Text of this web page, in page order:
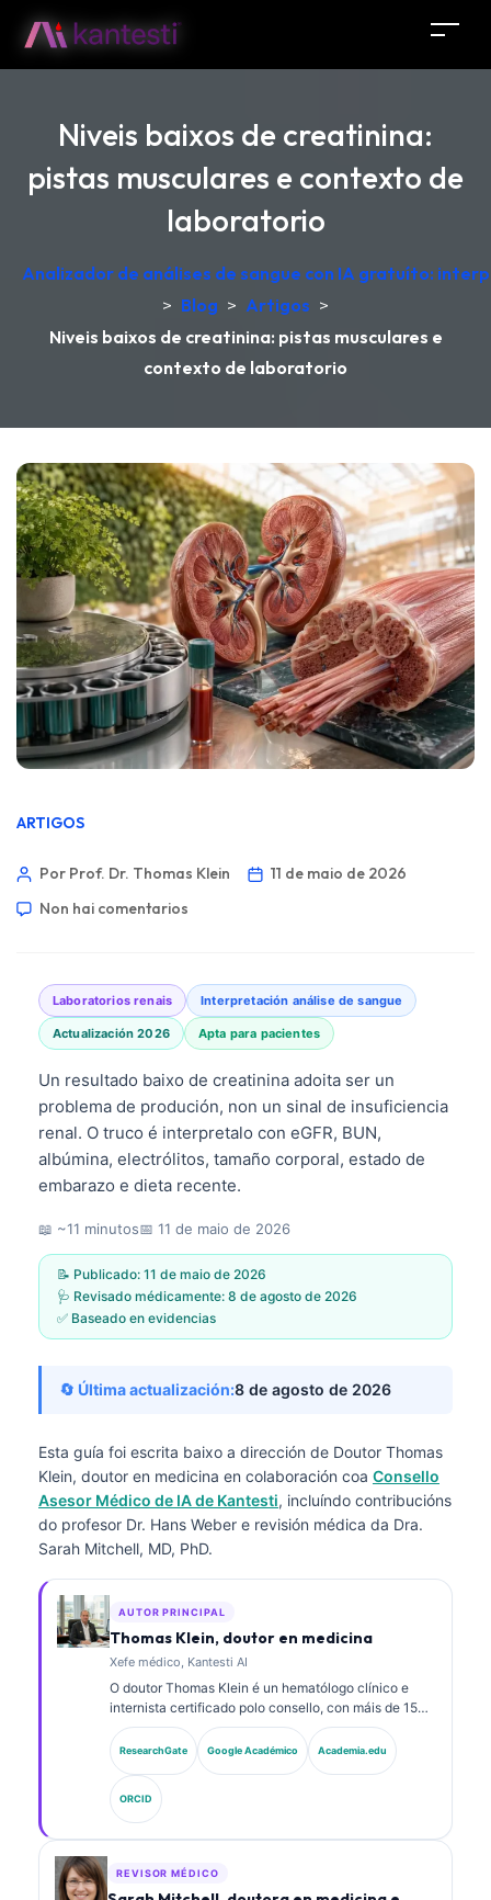
Niveis baixos de creatinina:
pistas musculares e contexto de
laboratorio
Analizador de análises de sangue con IA gratuíto:
> Blog > Artigos >
Niveis baixos de creatinina: pistas musculares e
contexto de laboratorio
ARTIGOS
Por Prof. Dr. Thomas Klein
11 de maio de 2026
Non hai comentarios
Laboratorios renais Interpretación análise de sangue
Actualización 2026 Apta para pacientes
Un resultado baixo de creatinina adoita ser un
problema de produción, non un sinal de insuficiencia
renal. O truco é interpretalo con eGFR, BUN,
albúmina, electrólitos, tamaño corporal, estado de
embarazo e dieta recente.
📖 ~11 minutos📅 11 de maio de 2026
📝 Publicado: 11 de maio de 2026
🩺 Revisado médicamente: 8 de agosto de 2026
✅ Baseado en evidencias
🔄 Última actualización:8 de agosto de 2026
Esta guía foi escrita baixo a dirección de Doutor Thomas
Klein, doutor en medicina en colaboración coa Consello
Asesor Médico de IA de Kantesti, incluíndo contribucións
do profesor Dr. Hans Weber e revisión médica da Dra.
Sarah Mitchell, MD, PhD.
AUTOR PRINCIPAL
Thomas Klein, doutor en medicina
Xefe médico, Kantesti AI
O doutor Thomas Klein é un hematólogo clínico e
internista certificado polo consello, con máis de 15
anos de experiencia en medicina de laboratorio e
análise clínica asistida por IA. Como director médico
en Kantesti AI, proporciona supervisión clínica sobre
a exactitude médica da rede neuronal propietaria. O
doutor Klein publicou extensamente sobre a
interpretación de biomarcadores e diagnósticos de
laboratorio en temas de medicina de laboratorio.
ResearchGate Google Académico Academia.edu
ORCID
REVISOR MÉDICO